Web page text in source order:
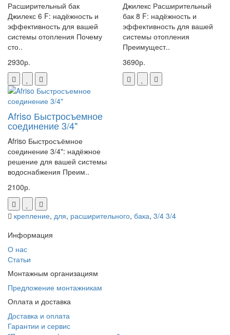
Расширительный бак
Джилекс 6 F: надёжность и
эффективность для вашей
системы отопления Почему
сто..
2930р.
Джилекс Расширительный
бак 8 F: надёжность и
эффективность для вашей
системы отопления
Преимущест..
3690р.
Afriso Быстросъемное
соединение 3/4"
Afriso Быстросъёмное
соединение 3/4": надёжное
решение для вашей системы
водоснабжения Преим..
2100р.
крепление, для, расширительного, бака, 3/4 3/4
Информация
О нас
Статьи
Монтажным организациям
Предложение монтажникам
Оплата и доставка
Доставка и оплата
Гарантии и сервис